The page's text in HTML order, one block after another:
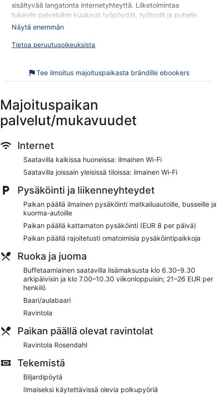
sisältyvää langatonta internetyhteyttä. Liiketoimintaa
tukeviin palveluihin kuuluvat työpöydät, työtuolit ja puhelin.
Lisäksi huoneissa on silitysrauta/-lauta ja kattotuulettimet.
Tässä hotellissa käytössäsi on sisäuima-allas, sauna,
Seuraavat aktiviteetit ovat saatavilla joko paikan päällä tai
sen lähistöllä, ja ne saattavat olla maksullisia.
päässä kohteesta Pyynikin näkötorni. Majoituspaikka tarjoaa
asiakkailleen esimerkiksi ilmaisen Wi-Fi-yhteyden yleisissä
tiloissa sekä sisäuima-altaan ja ravintolan. Tämän
Ilmainen Wi-Fi
Ilmainen pysäköinti matkailuautoille, busseille ja rekoille
kannattaa ottaa suunnaksesi Ravintola Rosendahl
Buffetaamiainen saatavilla päivittäin lisämaksusta
Omatoiminen pysäköinti saatavilla maksusta
Voit käydä uimassa majoituspaikan sisäuima-altaassa
Majoituspaikan palveluihin lukeutuvat tallelokero
Majoituspaikan alueella on tarjolla kuntosali, sauna ja
ilmaiseksi käytettävissä olevia polkupyöriä
Sijaitsee vain 4 minuutin kävelymatkan päässä kohteesta
Pyynikin näkötorni ja 12 minuutin kävelymatkan päässä
kohteesta Tampereen taidemuseo
Majoituspaikkaan voi tuoda lemmikin lisämaksusta
Saatavilla on lemmikkiystävällisiä palveluita, kuten ruoka-
ja vesikulhot
Scandic Rosendahl tarjoaa asiakkaidensa käyttöön sisäuima-
altaan, saunan, kuntokeskuksen ja ilmaiset polkupyörät.
Majoituspaikasta löytyy ravintola. Majoituspaikan
baari/lounge kutsuu nauttimaan drinkeistä. Wi-Fi on
Näytä enemmän
Tietoa peruutusoikeuksista
Tee ilmoitus majoituspaikasta brändille ebookers
Majoituspaikan
palvelut/mukavuudet
Internet
Saatavilla kaikissa huoneissa: ilmainen Wi-Fi
Saatavilla joissain yleisissä tiloissa: ilmainen Wi-Fi
Pysäköinti ja liikenneyhteydet
Paikan päällä ilmainen pysäköinti matkailuautoille, busseille ja
kuorma-autoille
Paikan päällä kattamaton pysäköinti (EUR 8 per päivä)
Paikan päällä rajoitetusti omatoimisia pysäköintipaikkoja
Ruoka ja juoma
Buffetaamiainen saatavilla lisämaksusta klo 6.30–9.30
arkipäivisin ja klo 7.00–10.30 viikonloppuisin; 21–26 EUR per
henkilö
Baari/aulabaari
Ravintola
Paikan päällä olevat ravintolat
Ravintola Rosendahl
Tekemistä
Biljardipöytä
Ilmaiseksi käytettävissä olevia polkupyöriä